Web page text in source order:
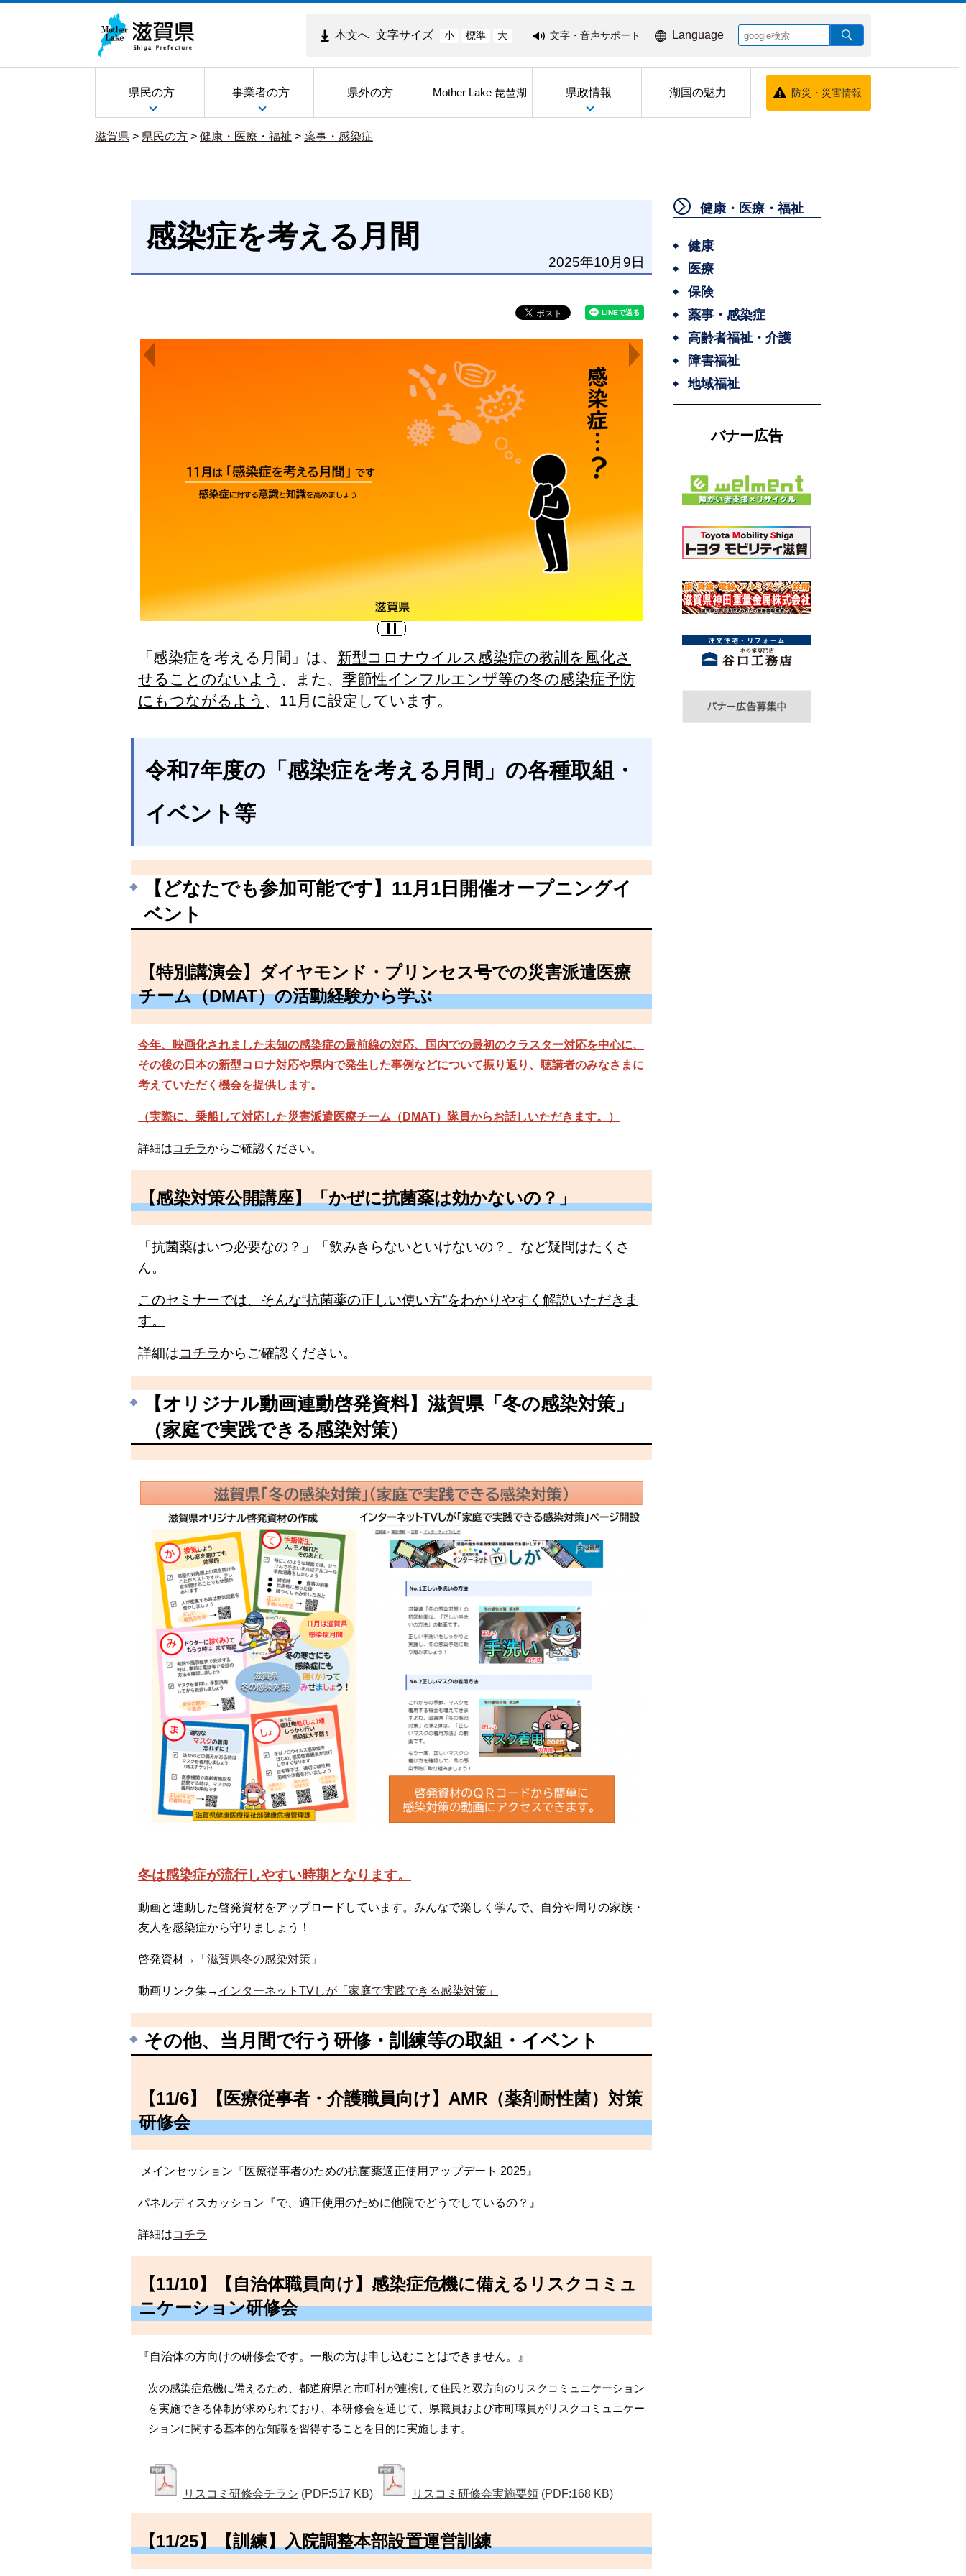
本文へ 文字サイズ 小 標準 大 文字・音声サポート Language
県民の方 事業者の方 県外の方 Mother Lake 琵琶湖 県政情報 湖国の魅力 防災・災害情報
滋賀県 > 県民の方 > 健康・医療・福祉 > 薬事・感染症
感染症を考える月間
2025年10月9日
「感染症を考える月間」は、 新型コロナウイルス感染症の教訓を風化さ
せることのないよう 、また、 季節性インフルエンザ等の冬の感染症予防
にもつながるよう 、11月に設定しています。
令和7年度の「感染症を考える月間」の各種取組・
イベント等
【どなたでも参加可能です】11月1日開催オープニングイ
ベント
【特別講演会】ダイヤモンド・プリンセス号での災害派遣医療
チーム（DMAT）の活動経験から学ぶ
今年、映画化されました未知の感染症の最前線の対応、国内での最初のクラスター対応を中心に、
その後の日本の新型コロナ対応や県内で発生した事例などについて振り返り、聴講者のみなさまに
考えていただく機会を提供します。
（実際に、乗船して対応した災害派遣医療チーム（DMAT）隊員からお話しいただきます。）
詳細はコチラからご確認ください。
【感染対策公開講座】「かぜに抗菌薬は効かないの？」
「抗菌薬はいつ必要なの？」「飲みきらないといけないの？」など疑問はたくさ
ん。
このセミナーでは、そんな“抗菌薬の正しい使い方”をわかりやすく解説いただきま
す。
詳細はコチラからご確認ください。
【オリジナル動画連動啓発資料】滋賀県「冬の感染対策」
（家庭で実践できる感染対策）
冬は感染症が流行しやすい時期となります。
動画と連動した啓発資材をアップロードしています。みんなで楽しく学んで、自分や周りの家族・
友人を感染症から守りましょう！
啓発資材→ 「滋賀県冬の感染対策」
動画リンク集→ インターネットTVしが「家庭で実践できる感染対策」
その他、当月間で行う研修・訓練等の取組・イベント
【11/6】【医療従事者・介護職員向け】AMR（薬剤耐性菌）対策
研修会
メインセッション『医療従事者のための抗菌薬適正使用アップデート 2025』
パネルディスカッション『で、適正使用のために他院でどうでしているの？』
詳細はコチラ
【11/10】【自治体職員向け】感染症危機に備えるリスクコミュ
ニケーション研修会
『自治体の方向けの研修会です。一般の方は申し込むことはできません。』
次の感染症危機に備えるため、都道府県と市町村が連携して住民と双方向のリスクコミュニケーション
を実施できる体制が求められており、本研修会を通じて、県職員および市町職員がリスクコミュニケー
ションに関する基本的な知識を習得することを目的に実施します。
リスコミ研修会チラシ (PDF:517 KB) リスコミ研修会実施要領 (PDF:168 KB)
【11/25】【訓練】入院調整本部設置運営訓練
健康・医療・福祉
健康
医療
保険
薬事・感染症
高齢者福祉・介護
障害福祉
地域福祉
バナー広告